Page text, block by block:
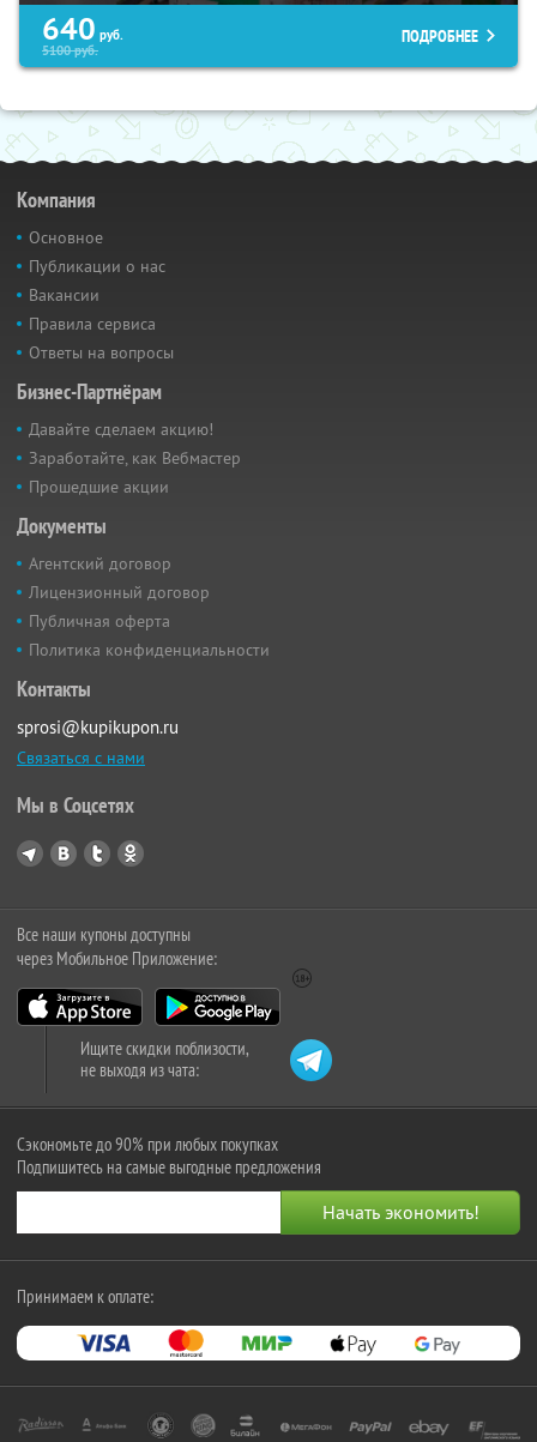
640 руб.
5100руб.
ПОДРОБНЕЕ
Компания
Основное
Публикации о нас
Вакансии
Правила сервиса
Ответы на вопросы
Бизнес-Партнёрам
Давайте сделаем акцию!
Заработайте, как Вебмастер
Прошедшие акции
Документы
Агентский договор
Лицензионный договор
Публичная оферта
Политика конфиденциальности
Контакты
sprosi@kupikupon.ru
Связаться с нами
Мы в Соцсетях
Все наши купоны доступны
через Мобильное Приложение:
Ищите скидки поблизости,
не выходя из чата:
Сэкономьте до 90% при любых покупках
Подпишитесь на самые выгодные предложения
Принимаем к оплате: